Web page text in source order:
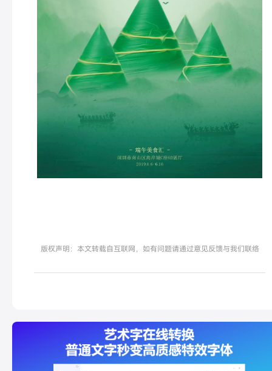
版权声明：本文转载自互联网，如有问题请通过意见反馈与我们联络